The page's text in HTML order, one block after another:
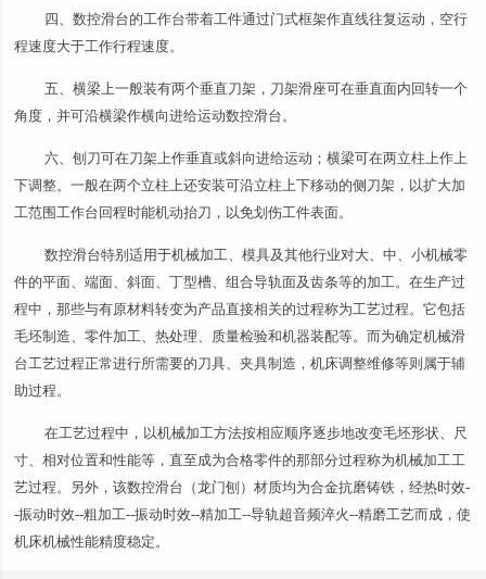
四、数控滑台的工作台带着工件通过门式框架作直线往复运动，空行
程速度大于工作行程速度。
五、横梁上一般装有两个垂直刀架，刀架滑座可在垂直面内回转一个
角度，并可沿横梁作横向进给运动数控滑台。
六、刨刀可在刀架上作垂直或斜向进给运动；横梁可在两立柱上作上
下调整。一般在两个立柱上还安装可沿立柱上下移动的侧刀架，以扩大加
工范围工作台回程时能机动抬刀，以免划伤工件表面。
数控滑台特别适用于机械加工、模具及其他行业对大、中、小机械零
件的平面、端面、斜面、丁型槽、组合导轨面及齿条等的加工。在生产过
程中，那些与有原材料转变为产品直接相关的过程称为工艺过程。它包括
毛坯制造、零件加工、热处理、质量检验和机器装配等。而为确定机械滑
台工艺过程正常进行所需要的刀具、夹具制造，机床调整维修等则属于辅
助过程。
在工艺过程中，以机械加工方法按相应顺序逐步地改变毛坯形状、尺
寸、相对位置和性能等，直至成为合格零件的那部分过程称为机械加工工
艺过程。另外，该数控滑台（龙门刨）材质均为合金抗磨铸铁，经热时效-
-振动时效--粗加工--振动时效--精加工--导轨超音频淬火--精磨工艺而成，使
机床机械性能精度稳定。